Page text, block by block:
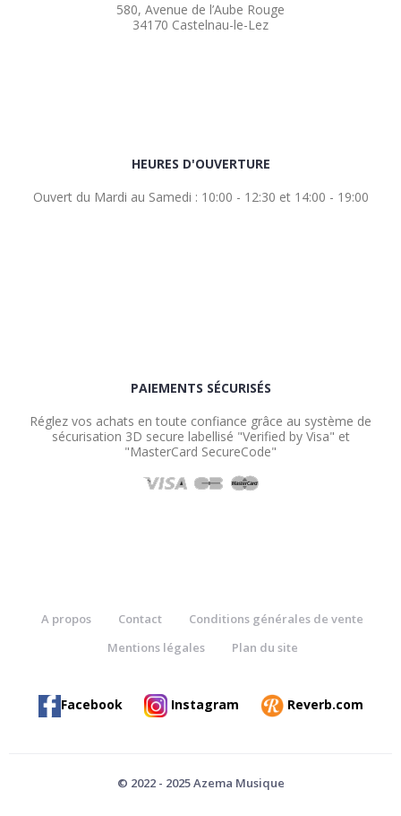
580, Avenue de l’Aube Rouge
34170 Castelnau-le-Lez
HEURES D'OUVERTURE
Ouvert du Mardi au Samedi : 10:00 - 12:30 et 14:00 - 19:00
PAIEMENTS SÉCURISÉS
Réglez vos achats en toute confiance grâce au système de
sécurisation 3D secure labellisé "Verified by Visa" et
"MasterCard SecureCode"
A propos Contact
Conditions générales de vente
Mentions légales
Plan du site
Facebook Instagram Reverb.com
© 2022 - 2025 Azema Musique